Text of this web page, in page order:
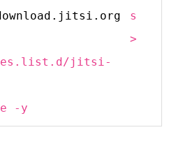
s
' >
jitsi-
-y